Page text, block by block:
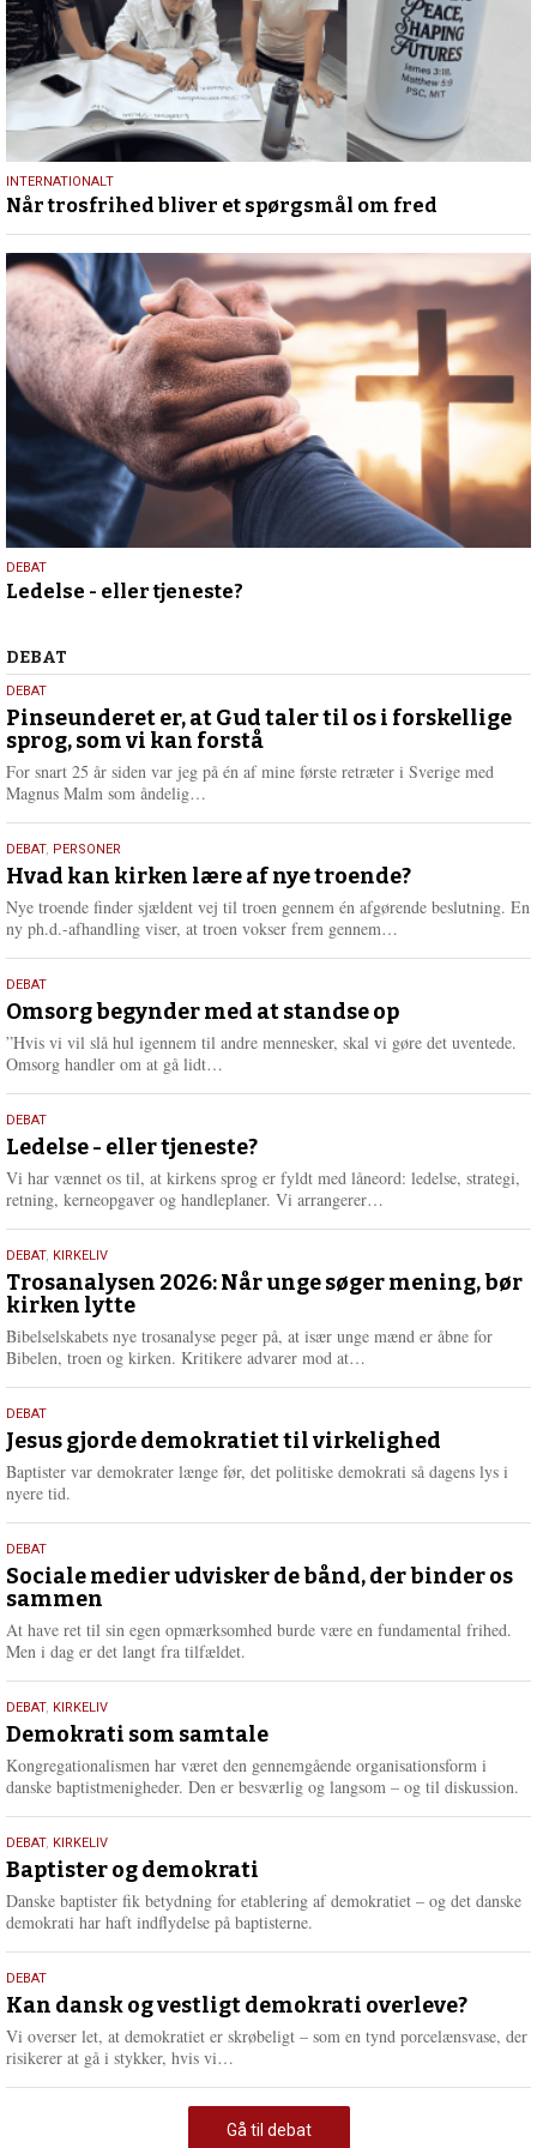
29.
juni
2026
INTERNATIONALT
Når trosfrihed bliver et spørgsmål om fred
10.
juni
DEBAT
Ledelse - eller tjeneste?
Debat
DEBAT
5.
august
2026
DEBAT
Pinseunderet er, at Gud taler til os i forskellige
sprog, som vi kan forstå
For snart 25 år siden var jeg på én af mine første retræter i Sverige med
Magnus Malm som åndelig…
e
r
e
25.
juli
2026
DEBAT, PERSONER
Hvad kan kirken lære af nye troende?
Nye troende finder sjældent vej til troen gennem én afgørende beslutning. En
ny ph.d.-afhandling viser, at troen vokser frem gennem…
e
r
e
9.
juli
2026
DEBAT
Omsorg begynder med at standse op
”Hvis vi vil slå hul igennem til andre mennesker, skal vi gøre det uventede.
Omsorg handler om at gå lidt…
e
r
e
10.
juni
2026
DEBAT
Ledelse - eller tjeneste?
Vi har vænnet os til, at kirkens sprog er fyldt med låneord: ledelse, strategi,
retning, kerneopgaver og handleplaner. Vi arrangerer…
e
2.
juni
2026
DEBAT, KIRKELIV
Trosanalysen 2026: Når unge søger mening, bør
kirken lytte
Bibelselskabets nye trosanalyse peger på, at især unge mænd er åbne for
Bibelen, troen og kirken. Kritikere advarer mod at…
e
r
e
18.
maj
2026
DEBAT
Jesus gjorde demokratiet til virkelighed
Baptister var demokrater længe før, det politiske demokrati så dagens lys i
nyere tid.
18.
maj
2026
DEBAT
Sociale medier udvisker de bånd, der binder os
sammen
At have ret til sin egen opmærksomhed burde være en fundamental frihed.
Men i dag er det langt fra tilfældet.
18.
maj
2026
DEBAT, KIRKELIV
Demokrati som samtale
Kongregationalismen har været den gennemgående organisationsform i
danske baptistmenigheder. Den er besværlig og langsom – og til diskussion.
18.
maj
2026
DEBAT, KIRKELIV
Baptister og demokrati
Danske baptister fik betydning for etablering af demokratiet – og det danske
demokrati har haft indflydelse på baptisterne.
18.
maj
2026
DEBAT
Kan dansk og vestligt demokrati overleve?
Vi overser let, at demokratiet er skrøbeligt – som en tynd porcelænsvase, der
risikerer at gå i stykker, hvis vi…
m
e
Gå til debat